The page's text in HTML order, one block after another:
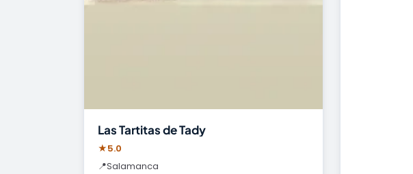
Las Tartitas de Tady
★5.0
📍Salamanca